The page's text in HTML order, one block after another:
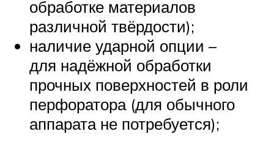
обработке материалов
различной твёрдости);
наличие ударной опции –
для надёжной обработки
прочных поверхностей в роли
перфоратора (для обычного
аппарата не потребуется);